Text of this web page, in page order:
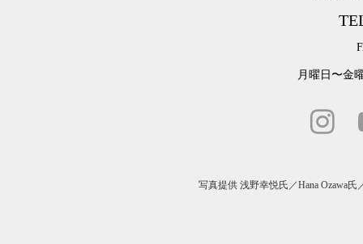
月曜日〜金
写真提供 浅野幸悦氏 ／Hana Ozawa氏